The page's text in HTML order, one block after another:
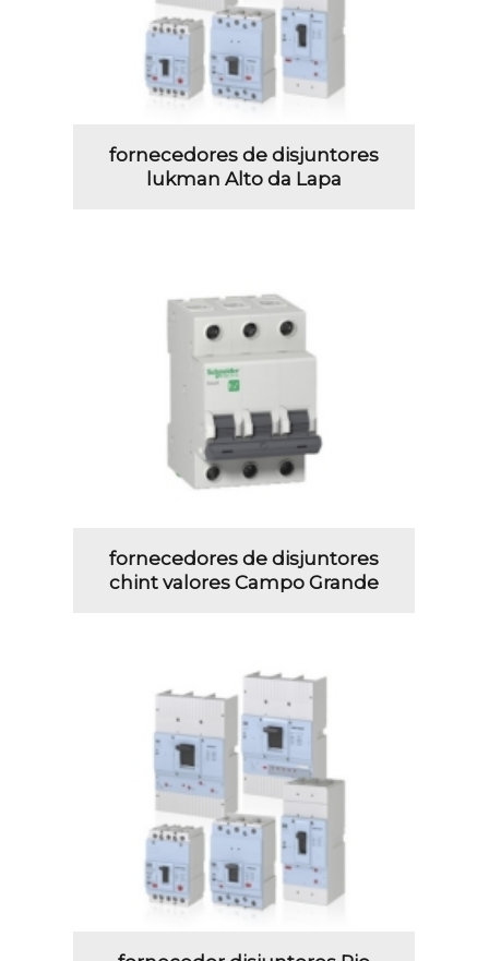
fornecedores de disjuntores
lukman Alto da Lapa
fornecedores de disjuntores
chint valores Campo Grande